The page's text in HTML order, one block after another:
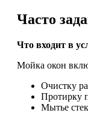
Часто
Что входит в
Мойка окон
Очистку
Протирку
Мытье